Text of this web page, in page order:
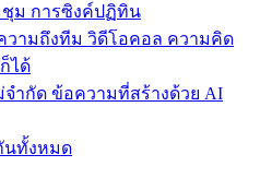
ชุม การซิงค์ปฏิทิน
วามถึงทีม วิดีโอคอล ความคิด
ได้
จำกัด ข้อความที่สร้างด้วย AI
นทั้งหมด